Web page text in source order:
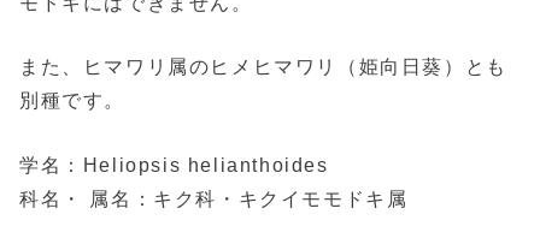
また、ヒマワリ属のヒメヒマワリ（姫向日葵）とも
別種です。
学名：Heliopsis helianthoides
科名・ 属名：キク科・キクイモモドキ属